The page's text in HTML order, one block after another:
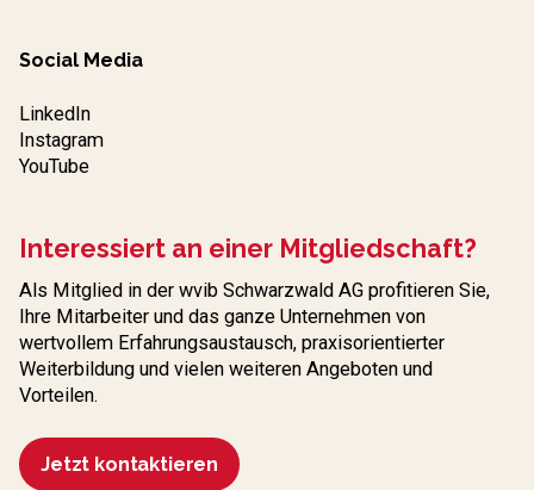
Social Media
LinkedIn
Instagram
YouTube
Interessiert an einer Mitgliedschaft?
Als Mitglied in der wvib Schwarzwald AG profitieren Sie,
Ihre Mitarbeiter und das ganze Unternehmen von
wertvollem Erfahrungs­austausch, praxisorientierter
Weiterbildung und vielen weiteren Angeboten und
Vorteilen.
Jetzt kontaktieren